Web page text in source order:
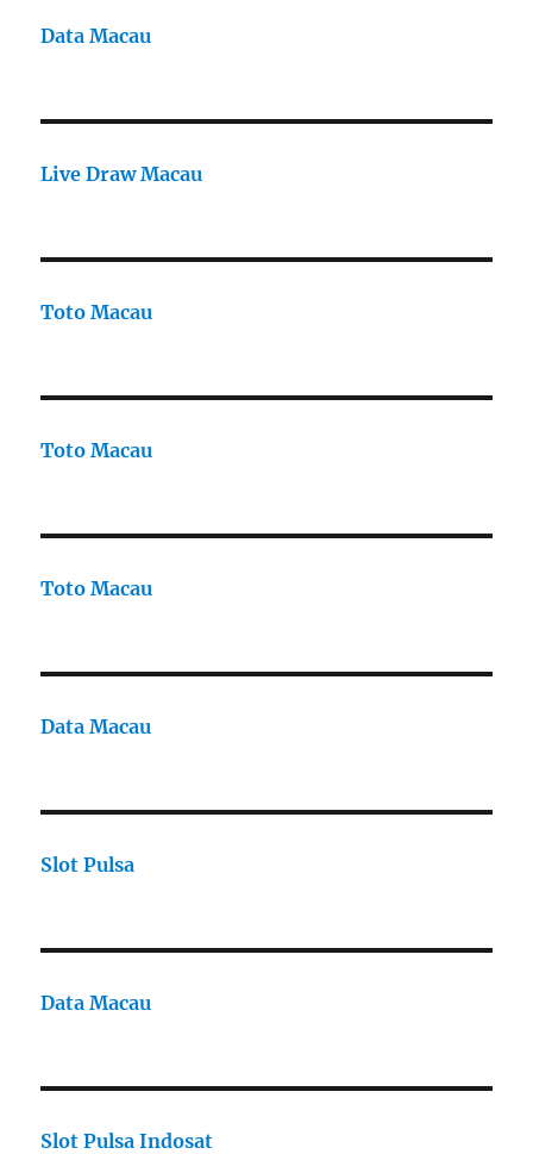
Data Macau
Live Draw Macau
Toto Macau
Toto Macau
Toto Macau
Data Macau
Slot Pulsa
Data Macau
Slot Pulsa Indosat